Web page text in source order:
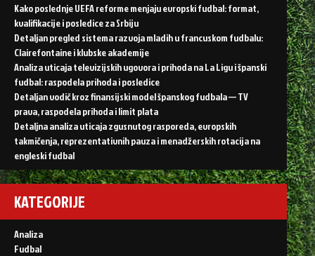
Kako poslednje UEFA reforme menjaju evropski fudbal: format,
kvalifikacije i posledice za Srbiju
Detaljan pregled sistema razvoja mladih u francuskom fudbalu:
Clairefontaine i klubske akademije
Analiza uticaja televizijskih ugovora i prihoda na La Ligu i španski
fudbal: raspodela prihoda i posledice
Detaljan vodič kroz finansijski model španskog fudbala — TV
prava, raspodela prihoda i limit plata
Detaljna analiza uticaja zgusnutog rasporeda, evropskih
takmičenja, reprezentativnih pauza i menadžerskih rotacija na
engleski fudbal
KATEGORIJE
Analiza
Fudbal